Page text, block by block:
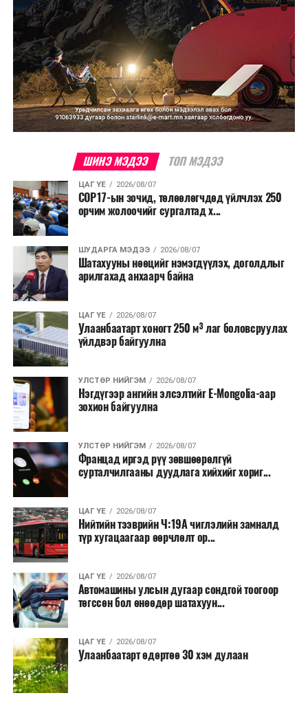
ШИНЭ МЭДЭЭ ТОП МЭДЭЭ
ЦАГ ҮЕ 2026/08/07
COP17-ын зочид, төлөөлөгчдөд үйлчлэх 250
орчим жолоочийг сургалтад х...
ШУДАРГА МЭДЭЭ 2026/08/07
Шатахууны нөөцийг нэмэгдүүлэх, доголдлыг
арилгахад анхаарч байна
ЦАГ ҮЕ 2026/08/07
Улаанбаатарт хоногт 250 м³ лаг боловсруулах
үйлдвэр байгуулна
УЛСТӨР НИЙГЭМ 2026/08/07
Нэгдүгээр ангийн элсэлтийг E-Mongolia-аар
зохион байгуулна
УЛСТӨР НИЙГЭМ 2026/08/07
Францад иргэд рүү зөвшөөрөлгүй
сурталчилгааны дуудлага хийхийг хориг...
ЦАГ ҮЕ 2026/08/07
Нийтийн тээврийн Ч:19А чиглэлийн замналд
түр хугацаагаар өөрчлөлт ор...
ЦАГ ҮЕ 2026/08/07
Автомашины улсын дугаар сондгой тоогоор
төгссөн бол өнөөдөр шатахуун...
ЦАГ ҮЕ 2026/08/07
Улаанбаатарт өдөртөө 30 хэм дулаан